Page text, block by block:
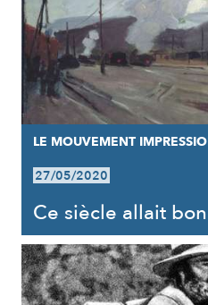
LE MOUVEMENT
27/05/2020
Ce siècle allait